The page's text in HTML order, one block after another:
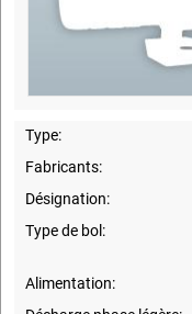
Type:
Fabricants:
Désignation:
Type de bol:
Alimentation: